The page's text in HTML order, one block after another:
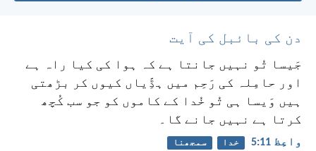
دن کی بائبل کی آیت
جَیسا تُو نہیں جانتا ہے کہ ہوا کی کیا راہ ہے
اور حامِلہ کی رَحِم میں ہڈِّیاں کیوں کر بڑھتی
ہیں وَیسا ہی تُو خُدا کے کاموں کو جو سب کُچھ
کرتا ہے نہیں جانے گا۔
واعِظ 11:‏5 خدا سمجھنا